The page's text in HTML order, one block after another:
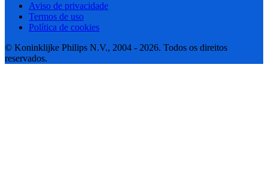
Aviso de privacidade
Termos de uso
Política de cookies
© Koninklijke Philips N.V., 2004 - 2026. Todos os direitos
reservados.